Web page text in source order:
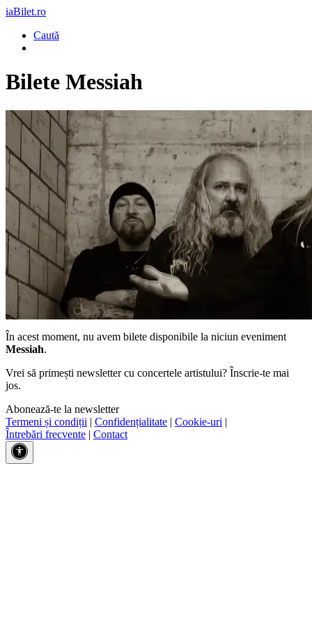
iaBilet.ro
Caută
Bilete Messiah
În acest moment, nu avem bilete disponibile la niciun eveniment
Messiah.
Vrei să primești newsletter cu concertele artistului? Înscrie-te mai
jos.
Abonează-te la newsletter
Termeni și condiții | Confidențialitate | Cookie-uri |
Întrebări frecvente | Contact